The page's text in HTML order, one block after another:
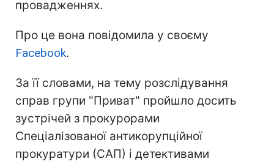
провадженнях.
Про це вона повідомила у своєму
Facebook.
За її словами, на тему розслідування
справ групи "Приват" пройшло досить
зустрічей з прокурорами
Спеціалізованої антикорупційної
прокуратури (САП) і детективами